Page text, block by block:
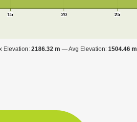
15 20 25
Elevation: 2186.32 m Avg Elevation: 1504.46 m